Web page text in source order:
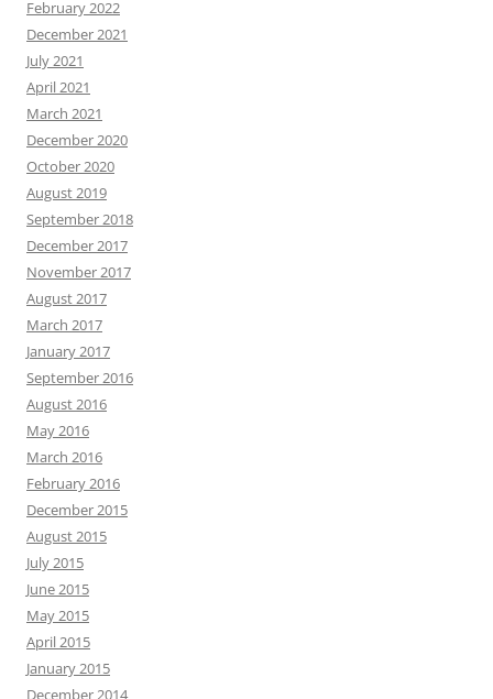
February 2022
December 2021
July 2021
April 2021
March 2021
December 2020
October 2020
August 2019
September 2018
December 2017
November 2017
August 2017
March 2017
January 2017
September 2016
August 2016
May 2016
March 2016
February 2016
December 2015
August 2015
July 2015
June 2015
May 2015
April 2015
January 2015
December 2014